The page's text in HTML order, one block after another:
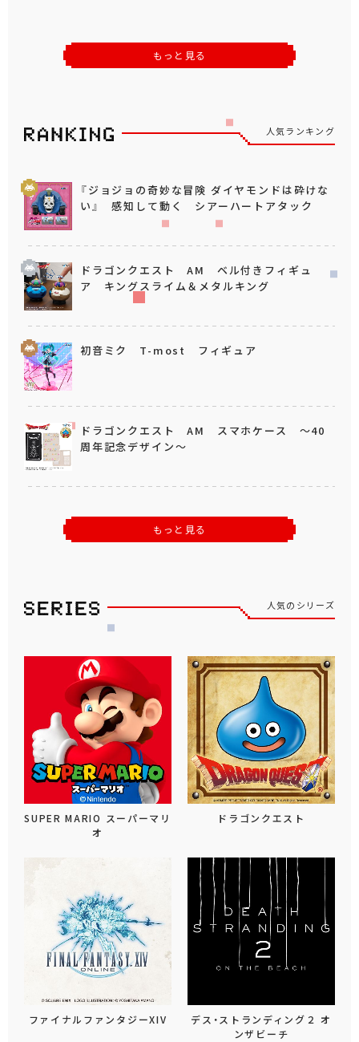
もっと見る
人気ランキング
『ジョジョの奇妙な冒険 ダイヤモンドは砕けな
い』 感知して動く シアーハートアタック
ドラゴンクエスト AM ベル付きフィギュ
ア キングスライム＆メタルキング
初音ミク T-most フィギュア
ドラゴンクエスト AM スマホケース ～40
周年記念デザイン～
もっと見る
人気のシリーズ
SUPER MARIO スーパーマリ
オ
ドラゴンクエスト
ファイナルファンタジーXIV
デス・ストランディング２ オ
ンザビーチ